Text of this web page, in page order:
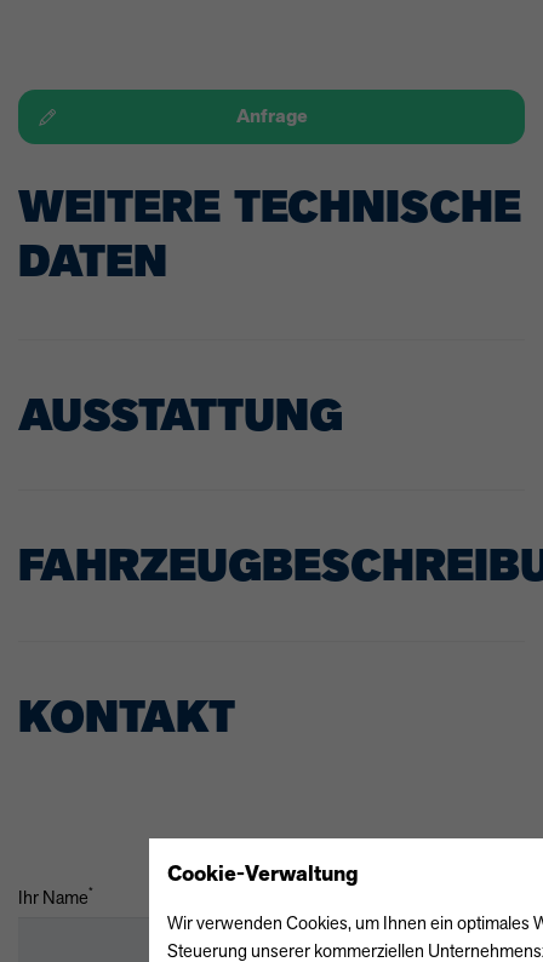
Anfrage
WEITERE TECHNISCHE
DATEN
AUSSTATTUNG
KONTAKT
Ihr Name*
Cookie-Verwaltung
Wir verwenden Cookies, um Ihnen ein optimales
Steuerung unserer kommerziellen